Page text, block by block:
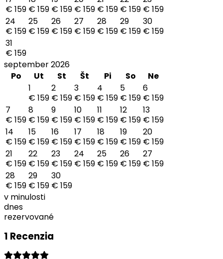
€ 159 € 159 € 159 € 159 € 159 € 159 € 159
24
€ 159
25
€ 159
26
€ 159
27
€ 159
28
€ 159
29
€ 159
30
€ 159
31
€ 159
september 2026
Po
Ut St Št Pi So
Ne
1
€ 159
2
€ 159
3
€ 159
4
€ 159
5
€ 159
6
€ 159
7
€ 159
8
€ 159
9
€ 159
10
€ 159
11
€ 159
12
€ 159
13
€ 159
14
€ 159
15
€ 159
16
€ 159
17
€ 159
18
€ 159
19
€ 159
20
€ 159
21
€ 159
22
€ 159
23
€ 159
24
€ 159
25
€ 159
26
€ 159
27
€ 159
28
€ 159
29
€ 159
30
€ 159
v minulosti
dnes
rezervované
1 Recenzia